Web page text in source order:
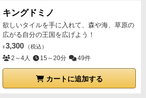
ムでした。電力会社のような重ゲーを求
向きませんが、重ゲーの合間に、またはち
ったゲームをやってみたい方、パーティー
り上がりたい人にはお勧めのゲームです。
グになるよう
ので3周ちゃんと遊んでくださいネ
けだから、本当にルールは簡単です。あ
ゲームだから子どもも楽しめると思う。と
で、ご家庭用にどうかな？
てるすごい嬉しいね！
ルール詳細や評価などは下記ブログで。
キングドミノ
欲しいタイルを手に入れて、森や海、草原の
広がる自分の王国を広げよう！
¥ 3,300 （税込）
2～4人 15～20分 49件
カートに追加する